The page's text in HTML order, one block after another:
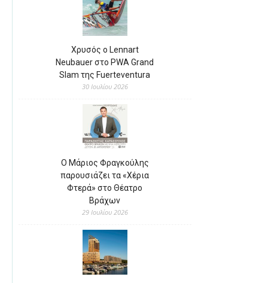
Χρυσός ο Lennart
Neubauer στο PWA Grand
Slam της Fuerteventura
30 Ιουλίου 2026
Ο Μάριος Φραγκούλης
παρουσιάζει τα «Χέρια
Φτερά» στο Θέατρο
Βράχων
29 Ιουλίου 2026